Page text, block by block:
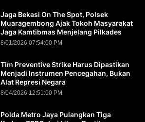
Jaga Bekasi On The Spot, Polsek
Muaragembong Ajak Tokoh Masyarakat
Jaga Kamtibmas Menjelang Pilkades
8/01/2026 07:54:00 PM
Tim Preventive Strike Harus Dipastikan
Menjadi Instrumen Pencegahan, Bukan
Alat Represi Negara
8/04/2026 12:51:00 PM
Polda Metro Jaya Pulangkan Tiga